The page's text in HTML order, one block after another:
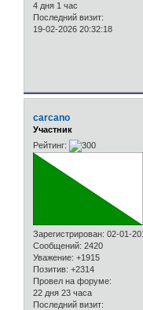
4 дня 1 час
Последний визит:
19-02-2026 20:32:18
carcano
Участник
Рейтинг:
Зарегистрирован: 02-01-
Сообщений: 2420
Уважение: +1915
Позитив: +2314
Провел на форуме:
22 дня 23 часа
Последний визит: